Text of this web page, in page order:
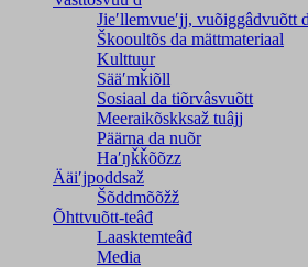
Jieʹllemvueʹjj, vuõiggâdvuõtt
Škooultõs da mättmateriaal
Kulttuur
Sääʹmǩiõll
Sosiaal da tiõrvâsvuõtt
Meeraikõskksaž tuâjj
Päärna da nuõr
Haʹŋǩǩõõzz
Ääiʹjpoddsaž
Šõddmõõžž
Õhttvuõtt-teâđ
Laasktemteâđ
Media